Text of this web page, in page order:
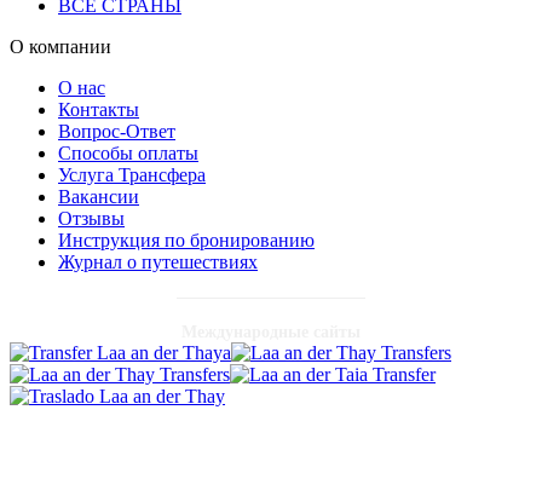
ВСЕ СТРАНЫ
О компании
О нас
Контакты
Вопрос-Ответ
Способы оплаты
Услуга Трансфера
Вакансии
Отзывы
Инструкция по бронированию
Журнал о путешествиях